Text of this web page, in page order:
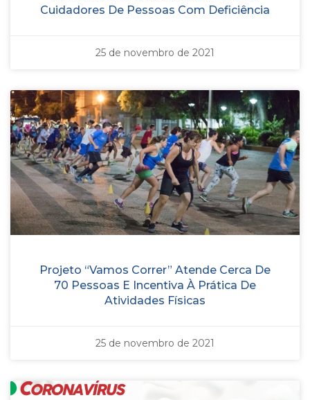
Cuidadores De Pessoas Com Deficiência
25 de novembro de 2021
Projeto “Vamos Correr” Atende Cerca De
70 Pessoas E Incentiva À Prática De
Atividades Físicas
25 de novembro de 2021